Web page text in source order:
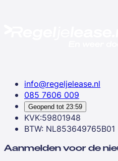
info@regeljelease.nl
085 7606 009
Geopend tot 23:59
KVK:59801948
BTW: NL853649765B01
Aanmelden voor de